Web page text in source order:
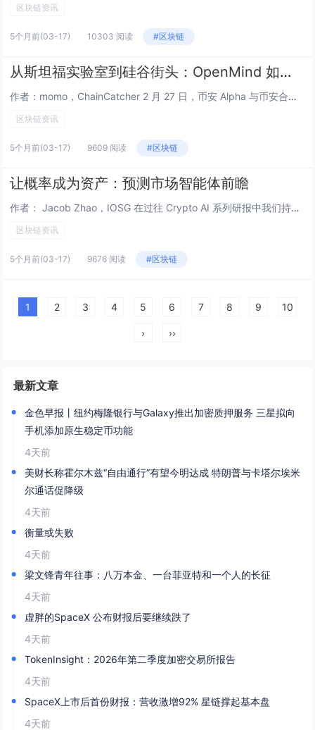
区块链资讯
5个月前(03-17) 10303 阅读 #区块链
从斯坦福实验室到硅谷街头：OpenMind 如何破解机器经济的“最后一公里”难题？
作者：momo，ChainCatcher 2 月 27 日，币安 Alpha 与币安合约市场上线 Fabric Protocol（ROBO），上线后前两天的24h交易量都超过1.4亿。此外，ROBO 又陆续登陆 OKX、Coinbase、K...
区块链资讯
5个月前(03-17) 9609 阅读 #区块链
让概率成为资产：预测市场智能体前瞻
作者： Jacob Zhao，IOSG 在过往 Crypto AI 系列研报中我们持续强调的观点：当前加密领域最具实际应用价值的场景，主要集中在稳定币支付与 DeFi，而 Agent 是 AI 产业面向用户的关键界面。因此，在 Crypto...
区块链资讯
5个月前(03-17) 9676 阅读 #区块链
1 2 3 4 5 6 7 8 9 10
› ››
最新文章
金色早报丨纽约梅隆银行与Galaxy推出加密质押服务 三星拟向
手机添加原生稳定币功能
4天前
美财长称霍尔木兹“自由通行”有望今明达成 特朗普与卡塔尔埃米
尔通话促降级
4天前
衡量或失败
4天前
梁文锋青年往事：八万本金、一台菲亚特和一个人的长征
4天前
虚胖的SpaceX 公布财报后要继续跌了
4天前
TokenInsight：2026年第二季度加密交易所报告
4天前
SpaceX上市后首份财报：营收激增92% 星链撑起基本盘
4天前